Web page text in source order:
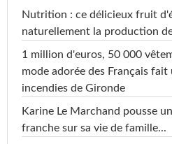
Nutrition : ce délicieux fruit
naturellement la production
1 million d'euros, 50 000
mode adorée des Français
incendies de Gironde
Karine Le Marchand pousse
franche sur sa vie de famille...